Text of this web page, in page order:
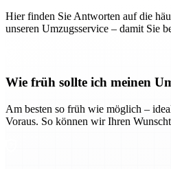
Hier finden Sie Antworten auf die
unseren Umzugsservice – damit Sie
Wie früh sollte ich meinen
Am besten so früh wie möglich –
Voraus. So können wir Ihren